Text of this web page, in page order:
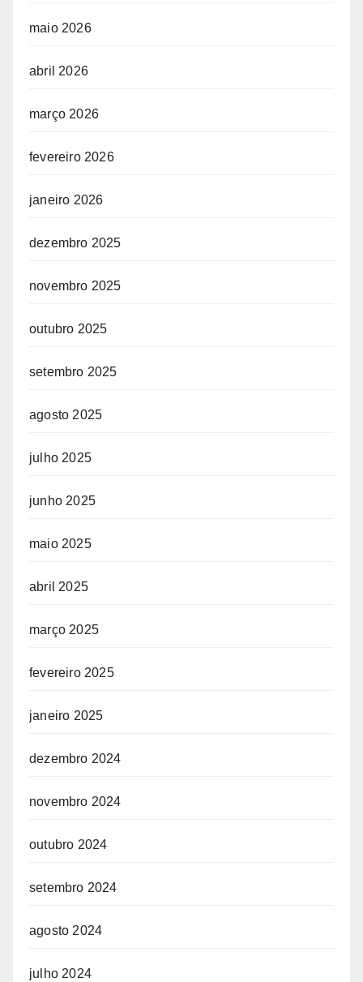
maio 2026
abril 2026
março 2026
fevereiro 2026
janeiro 2026
dezembro 2025
novembro 2025
outubro 2025
setembro 2025
agosto 2025
julho 2025
junho 2025
maio 2025
abril 2025
março 2025
fevereiro 2025
janeiro 2025
dezembro 2024
novembro 2024
outubro 2024
setembro 2024
agosto 2024
julho 2024